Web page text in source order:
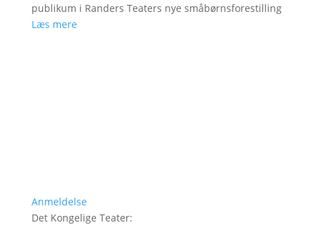
publikum i Randers Teaters nye småbørnsforestilling
Læs mere
Anmeldelse
Det Kongelige Teater: